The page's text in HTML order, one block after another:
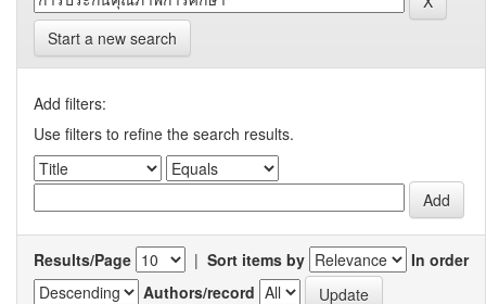
Start a new search
Add filters:
Use filters to refine the search results.
Results/Page | Sort items by
In order
Authors/record